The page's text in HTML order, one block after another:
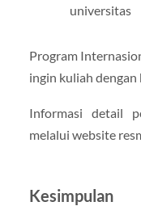
universitas
Program
ingin kuliah
Informasi detail
melalui website
Kesimpulan